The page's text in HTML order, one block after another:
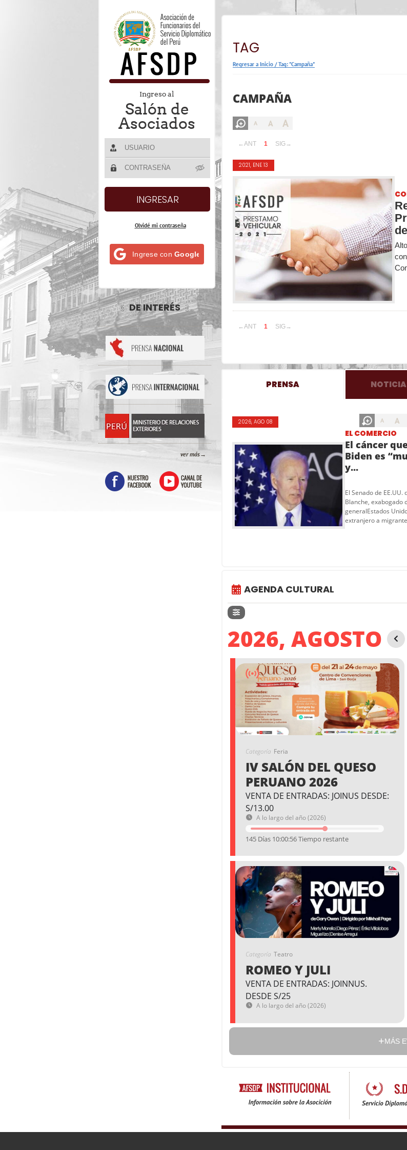
Ingreso al
Salón de
Asociados
Olvidé mi contraseña
Ingrese con Google
DE INTERÉS
ver más
TAG
Regresar a Inicio /Tag: "Campaña"
CAMPAÑA
A A A
←ANT 1 SIG→
2021, ENE 13
←ANT 1 SIG→
PRENSA
A A
2026, AGO 08
EL COMERCIO
El cáncer
Biden es
y...
El Senado de
Blanche, exabogado
generalEstados
extranjero a
AGENDA CULTURAL
2026, AGOSTO
Categoría Feria
IV SALÓN DEL QUESO
PERUANO 2026
VENTA DE ENTRADAS: JOINUS DESDE:
S/13.00
A lo largo del año (2026)
145 Días 10:00:55 Tiempo restante
Categoría Teatro
ROMEO Y JULI
VENTA DE ENTRADAS: JOINNUS.
DESDE S/25
A lo largo del año (2026)
MÁS